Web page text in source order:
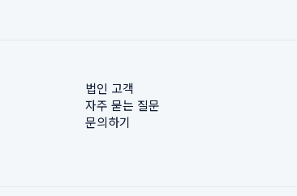
법인 고객
자주 묻는 질문
문의하기